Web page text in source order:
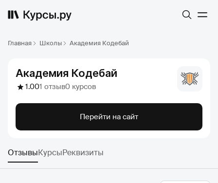
Главная Школы Академия Кодебай
Академия Кодебай
1.001 отзыв0 курсов
Перейти на сайт
ОтзывыКурсыРеквизиты